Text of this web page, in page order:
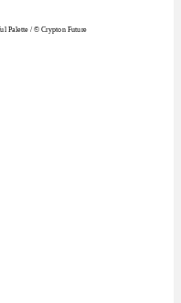
Palette / © Crypton Future